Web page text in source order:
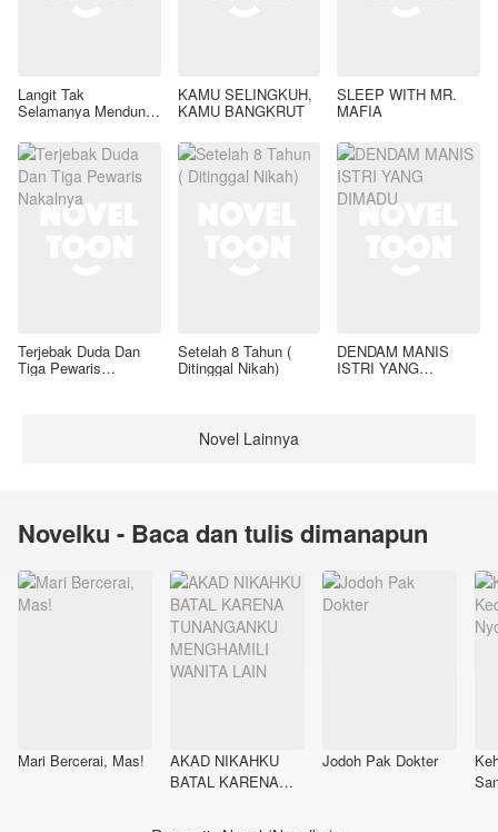
Langit Tak
Selamanya Mendung,
KAMU SELINGKUH,
KAMU BANGKRUT
SLEEP WITH MR.
MAFIA
Terjebak Duda Dan
Tiga Pewaris
Setelah 8 Tahun (
Ditinggal Nikah)
DENDAM MANIS
ISTRI YANG
Novel Lainnya
Novelku - Baca dan tulis dimanapun
Mari Bercerai, Mas!
AKAD NIKAHKU
BATAL KARENA
Jodoh Pak Dokter